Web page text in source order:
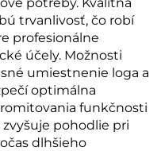
trvanlivosť, čo robí
profesionálne
účely. Možnosti
umiestnenie loga a
optimálna
funkčnosti
pohodlie pri
dlhšieho